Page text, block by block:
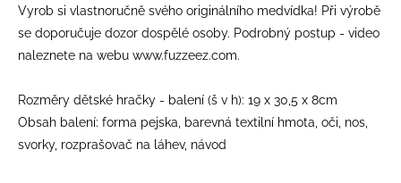
Vyrob si vlastnoručně svého originálního medvídka! Při výrobě
se doporučuje dozor dospělé osoby. Podrobný postup - video
naleznete na webu www.fuzzeez.com.
Rozměry dětské hračky - balení (š v h): 19 x 30,5 x 8cm
Obsah balení: forma pejska, barevná textilní hmota, oči, nos,
svorky, rozprašovač na láhev, návod